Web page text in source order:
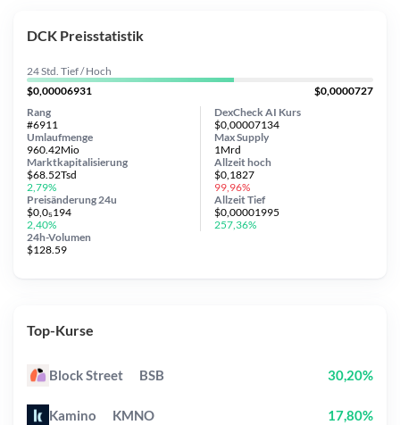
DCK Preisstatistik
24 Std. Tief / Hoch
$0,00006931
$0,0000727
DexCheck AI Kurs
$0,00007134
Umlaufmenge
960.42Mio
Preisänderung 24u
$0,0₅194
2,40%
Max Supply
1Mrd
Marktkapitalisierung
$68.52Tsd
2,79%
24h-Volumen
$128.59
Rang
#6911
Allzeithoch
$0,1827
99,96%
AllzeitTief
$0,00001995
257,36%
Top-Kurse
Block Street BSB 30,20%
Kamino KMNO 17,80%